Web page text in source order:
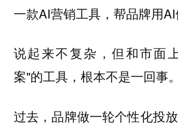
一款AI营销工具，帮品牌用AI
说起来不复杂，但和市面
案"的工具，根本不是一回事。
过去，品牌做一轮个性化投